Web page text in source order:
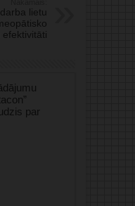
lietu
efektivitāti
par